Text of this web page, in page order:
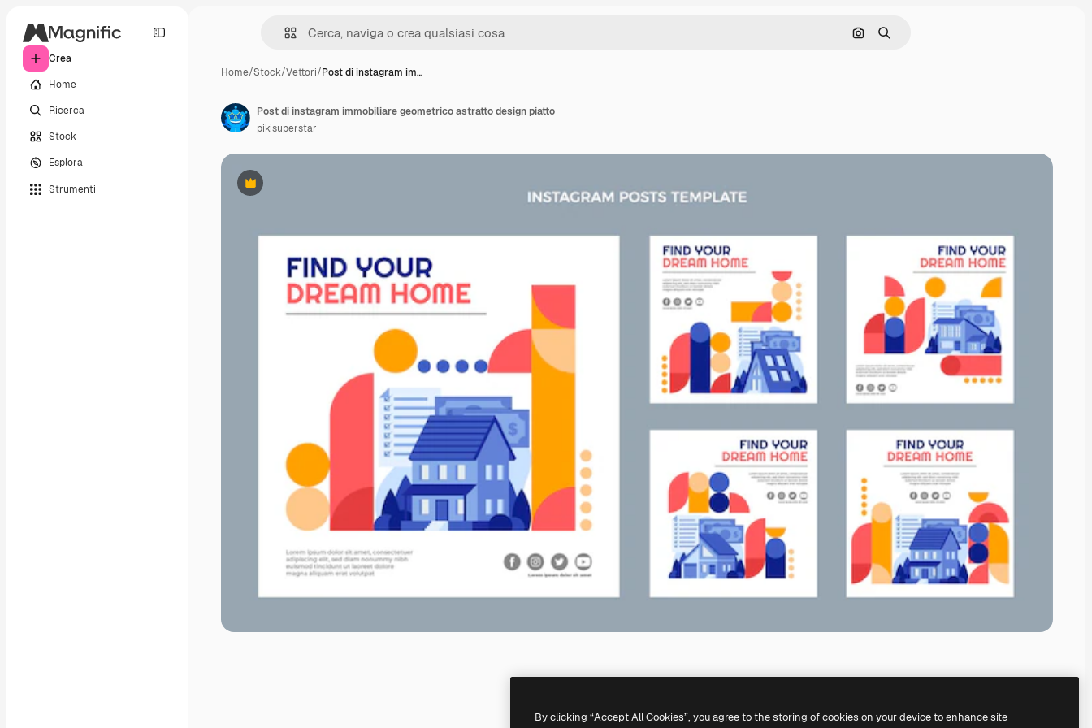
Crea
Home
Ricerca
Stock
Esplora
Strumenti
Cerca per immagine
Ricerca
Home/Stock/Vettori/Post di instagram im…
Premium
Post di instagram immobiliare geometrico astratto design piatto
pikisuperstar
By clicking “Accept All Cookies”, you agree to the storing of cookies on your device to enhance site